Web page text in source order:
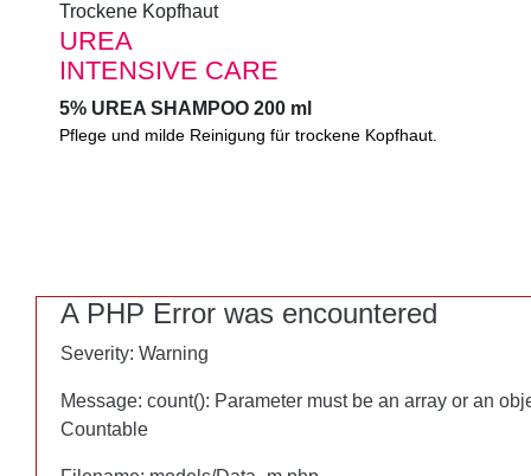
Trockene Kopfhaut
UREA
INTENSIVE CARE
5% UREA SHAMPOO 200 ml
Pflege und milde Reinigung für trockene Kopfhaut. Mit
Trockene Kopfhaut
UREA
INTENSIVE CARE
5% UREA SHAMPOO 200 ml
Pflege und milde Reinigung für trockene Kopfhaut.
A PHP Error was encountered
Severity: Warning
Message: count(): Parameter must be an array or an
Countable
A PHP Error was encountered
Severity: Warning
Message: count(): Parameter must be an array or an
Countable